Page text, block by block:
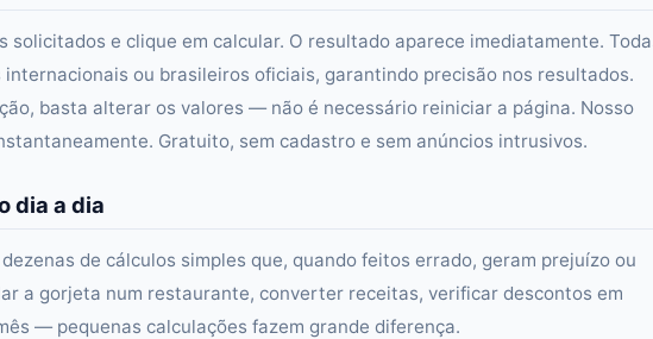
solicitados e clique em calcular. O resultado aparece imediatamente.
ou brasileiros oficiais, garantindo precisão nos resultados.
basta alterar os valores — não é necessário reiniciar a página. Nosso
Gratuito, sem cadastro e sem anúncios intrusivos.
dia a dia
de cálculos simples que, quando feitos errado, geram prejuízo ou
a gorjeta num restaurante, converter receitas, verificar descontos em
— pequenas calculações fazem grande diferença.